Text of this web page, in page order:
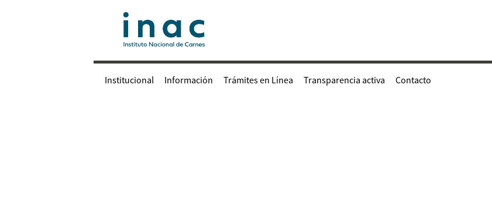
Institucional Información Trámites en Línea Transparencia activa Contacto